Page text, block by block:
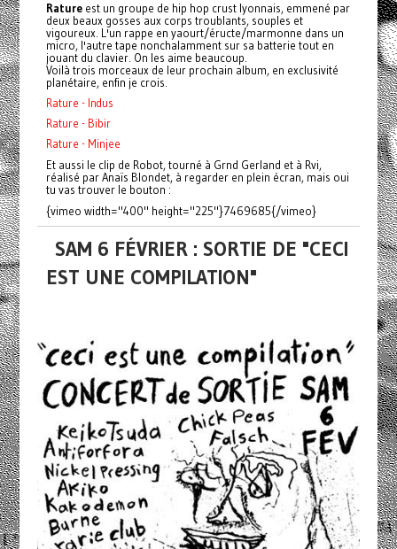
Ratureest un groupe de hip hop crust lyonnais, emmené par
deux beaux gosses aux corps troublants, souples et
vigoureux. L'un rappe en yaourt/éructe/marmonne dans un
micro, l'autre tape nonchalamment sur sa batterie tout en
jouant du clavier. On les aime beaucoup.
Voilà trois morceaux de leur prochain album, en exclusivité
planétaire, enfin je crois.
Rature - Indus
Rature - Bibir
Rature - Minjee
Et aussi le clip de Robot, tourné à Grnd Gerland et à Rvi,
réalisé par Anaïs Blondet, à regarder en plein écran, mais oui
tu vas trouver le bouton :
{vimeo width="400" height="225"}7469685{/vimeo}
SAM 6 FÉVRIER : SORTIE DE "CECI
EST UNE COMPILATION"